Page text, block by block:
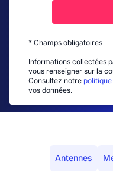
* Champs obligatoires
Informations collectées
vous renseigner sur la
Consultez notre
vos données.
Antennes